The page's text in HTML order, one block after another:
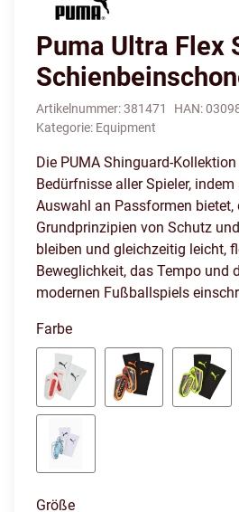
Puma Ultra Flex
Artikelnummer:381471 HAN:
Kategorie: Equipment
Die PUMA Shinguard-
Bedürfnisse aller Spieler,
Auswahl an Passformen bietet,
Grundprinzipien von Schutz
bleiben und gleichzeitig leicht,
Beweglichkeit, das Tempo und
modernen Fußballspiels
Farbe
puma white-glowing red
Größe